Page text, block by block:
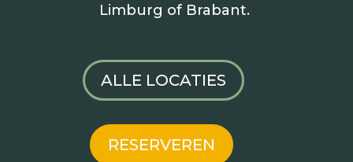
Limburg of Brabant.
ALLE LOCATIES
RESERVEREN